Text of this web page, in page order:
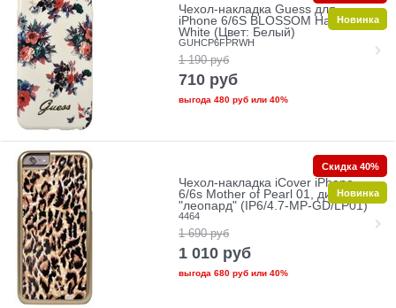
Чехол-накладка Guess для
iPhone 6/6S BLOSSOM Hard TPU
White (Цвет: Белый)
GUHCP6FPRWH
1 190 руб
710 руб
выгода 480 рубили 40%
Новинка
Чехол-накладка iCover iPhone
6/6s Mother of Pearl 01, дизайн
"леопард" (IP6/4.7-MP-GD/LP01)
4464
1 690 руб
1 010 руб
выгода 680 рубили 40%
Скидка 40%
Новинка